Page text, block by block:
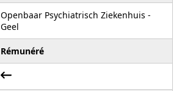
Openbaar Psychiatrisch Ziekenhuis -
Geel
Rémunéré